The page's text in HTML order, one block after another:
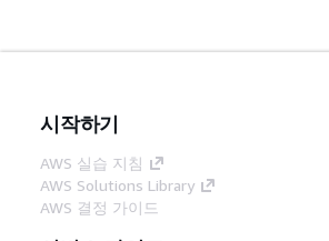
시작하기
AWS 실습 지침
AWS Solutions Library
AWS 결정 가이드